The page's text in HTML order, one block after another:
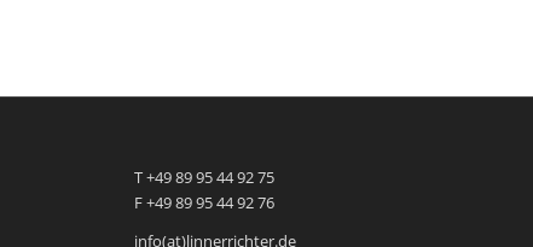
T +49 89 95 44 92 75
F +49 89 95 44 92 76
info(at)linnerrichter.de